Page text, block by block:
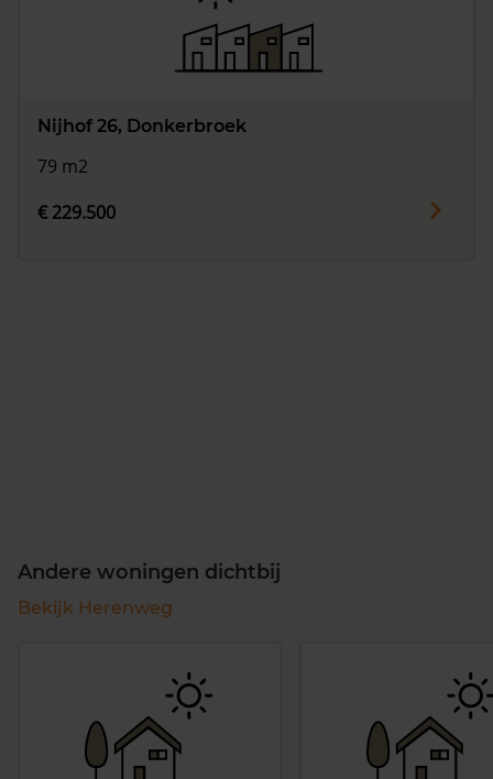
Nijhof 26, Donkerbroek
79 m2
€ 229.500
Andere woningen dichtbij
Bekijk Herenweg